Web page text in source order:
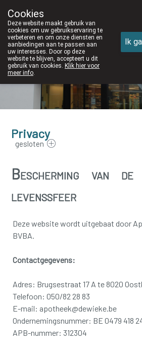
050/82 28 83
gesloten
Privacy
Bescherming van
levenssfeer
Deze website wordt uitgebaat door
BVBA.
Contactgegevens:
Adres: Brugsestraat 17 A te 8020
Telefoon: 050/82 28 83
E-mail: apotheek@dewieke.be
Ondernemingsnummer: BE 0479 418
APB-nummer: 312304
Cookies
Deze website maakt gebruik van
cookies om uw gebruikservaring te
verbeteren en om onze diensten en
aanbiedingen aan te passen aan
uw interesses. Door op deze
website te blijven, accepteert u dit
gebruik van cookies. Klik hier voor
meer info.
Ik